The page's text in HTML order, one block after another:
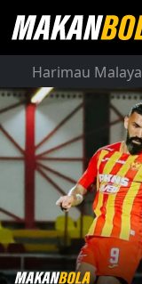
Harimau Malaya